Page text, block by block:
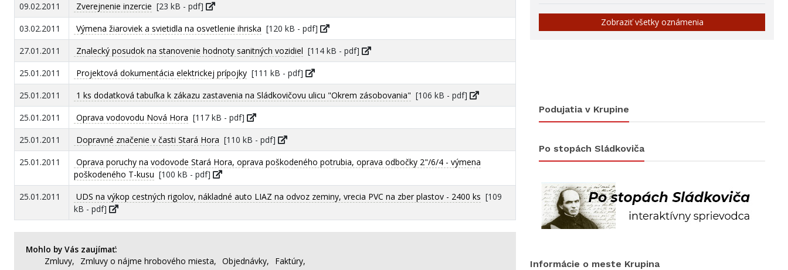
09.02.2011
Zverejnenie inzercie [23 kB - pdf]
03.02.2011
Výmena žiaroviek a svietidla na osvetlenie ihriska [120 kB - pdf]
27.01.2011
Znalecký posudok na stanovenie hodnoty sanitných vozidiel [114 kB - pdf]
25.01.2011
Projektová dokumentácia elektrickej prípojky [111 kB - pdf]
25.01.2011
1 ks dodatková tabuľka k zákazu zastavenia na Sládkovičovu ulicu "Okrem zásobovania" [106 kB - pdf]
25.01.2011
Oprava vodovodu Nová Hora [117 kB - pdf]
25.01.2011
Dopravné značenie v časti Stará Hora [110 kB - pdf]
25.01.2011
Oprava poruchy na vodovode Stará Hora, oprava poškodeného potrubia, oprava odbočky 2"/6/4 - výmena
poškodeného T-kusu [100 kB - pdf]
25.01.2011
UDS na výkop cestných rigolov, nákladné auto LIAZ na odvoz zeminy, vrecia PVC na zber plastov - 2400 ks [109
kB - pdf]
Mohlo by Vás zaujímať:
Zmluvy,
Zmluvy o nájme hrobového miesta, Objednávky, Faktúry,
Zobraziť všetky oznámenia
Podujatia v Krupine
Po stopách Sládkoviča
Informácie o meste Krupina